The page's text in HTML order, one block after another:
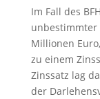
Im Fall des
unbestimmter
Millionen
zu einem
Zinssatz lag
der